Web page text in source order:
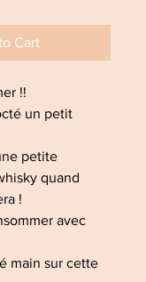
Cart
!!
un petit
petite
quand
!
avec
main sur cette